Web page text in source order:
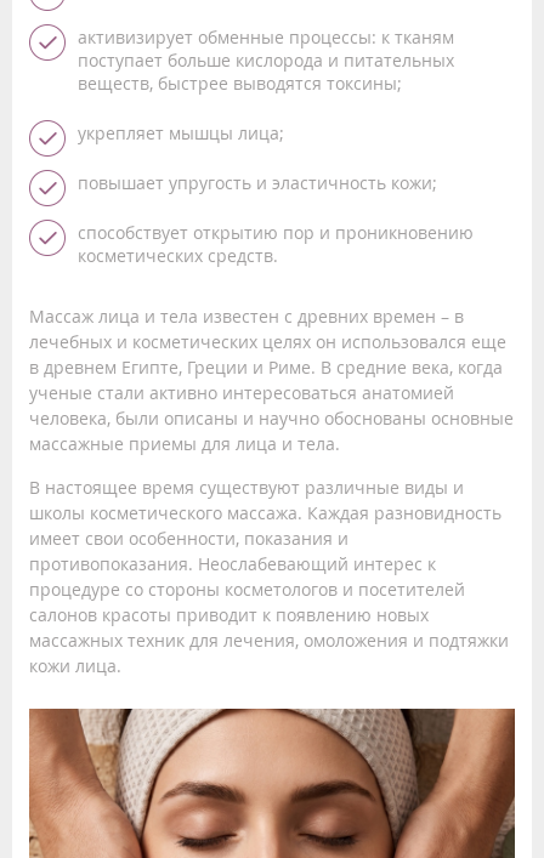
активизирует обменные процессы: к тканям
поступает больше кислорода и питательных
веществ, быстрее выводятся токсины;
укрепляет мышцы лица;
повышает упругость и эластичность кожи;
способствует открытию пор и проникновению
косметических средств.
Массаж лица и тела известен с древних времен – в
лечебных и косметических целях он использовался еще
в древнем Египте, Греции и Риме. В средние века, когда
ученые стали активно интересоваться анатомией
человека, были описаны и научно обоснованы основные
массажные приемы для лица и тела.
В настоящее время существуют различные виды и
школы косметического массажа. Каждая разновидность
имеет свои особенности, показания и
противопоказания. Неослабевающий интерес к
процедуре со стороны косметологов и посетителей
салонов красоты приводит к появлению новых
массажных техник для лечения, омоложения и подтяжки
кожи лица.